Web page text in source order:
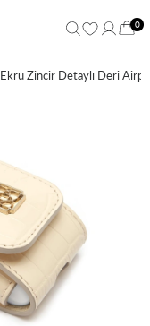
0
Ekru Zincir Detaylı Deri